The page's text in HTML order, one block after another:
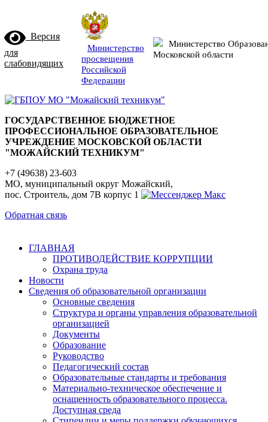
Версия
для
слабовидящих
Министерство
просвещения
Российской
Федерации
Министерство
Московской области
ГОСУДАРСТВЕННОЕ БЮДЖЕТНОЕ
ПРОФЕССИОНАЛЬНОЕ ОБРАЗОВАТЕЛЬНОЕ
УЧРЕЖДЕНИЕ МОСКОВСКОЙ ОБЛАСТИ
"МОЖАЙСКИЙ ТЕХНИКУМ"
+7 (49638) 23-603
МО, муниципальный округ Можайский,
пос. Строитель, дом 7В корпус 1
Обратная связь
ГЛАВНАЯ
ПРОТИВОДЕЙСТВИЕ КОРРУПЦИИ
Охрана труда
Новости
Сведения об образовательной организации
Основные сведения
Структура и органы управления образовательной
организацией
Документы
Образование
Руководство
Педагогический состав
Образовательные стандарты и требования
Материально-техническое обеспечение и
оснащенность образовательного процесса.
Доступная среда